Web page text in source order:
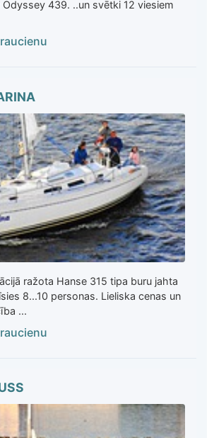
Odyssey 439. ..un svētki 12 viesiem
ražota Hanse 315 tipa buru jahta
8...10 personas. Lieliska cenas un
...